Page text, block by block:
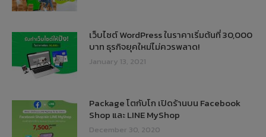
เว็บไซต์ WordPress ในราคาเริ่มต้นที่ 30,000
บาท ธุรกิจยุคใหม่ไม่ควรพลาด!
January 13, 2021
Package โตกับโก เปิดร้านบน Facebook
Shop และ LINE MyShop
December 30, 2020